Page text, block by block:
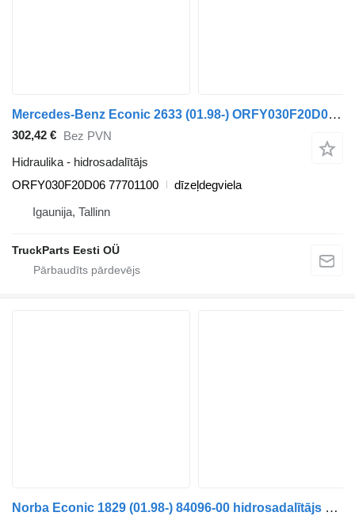
Mercedes-Benz Econic 2633 (01.98-) ORFY030F20D06 hidrosadalītājs paredzēts Mercedes-Benz Econic (1998-2014) vilcēja
302,42 € Bez PVN
Hidraulika - hidrosadalītājs
ORFY030F20D06 77701100
dīzeļdegviela
Igaunija, Tallinn
TruckParts Eesti OÜ
Norba Econic 1829 (01.98-) 84096-00 hidrosadalītājs paredzēts Mercedes-Benz Econic (1998-2014) vilcēja